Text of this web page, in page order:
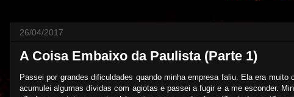
26/04/2017
A Coisa Embaixo da Paulista (Parte 1)
Passei por grandes dificuldades quando minha empresa faliu. Ela era muito
acumulei algumas dívidas com agiotas e passei a fugir e a me esconder.